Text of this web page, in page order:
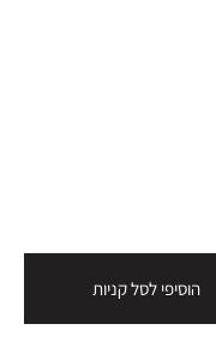
הוסיפי לסל קניות